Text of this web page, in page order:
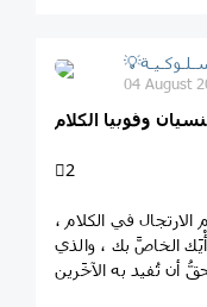
04 August
وفوبيا الكلام
2⃣
في الكلام ،
الخاصَّ بك ، والذي